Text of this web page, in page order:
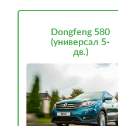
Dongfeng 580
(универсал 5-
дв.)